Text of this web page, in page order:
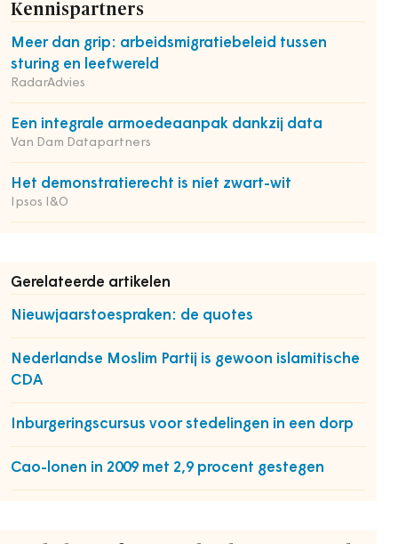
Kennispartners
Meer dan grip: arbeidsmigratiebeleid tussen
sturing en leefwereld
RadarAdvies
Een integrale armoedeaanpak dankzij data
Van Dam Datapartners
Het demonstratierecht is niet zwart-wit
Ipsos I&O
Gerelateerde artikelen
Nieuwjaarstoespraken: de quotes
Nederlandse Moslim Partij is gewoon islamitische
CDA
Inburgeringscursus voor stedelingen in een dorp
Cao-lonen in 2009 met 2,9 procent gestegen